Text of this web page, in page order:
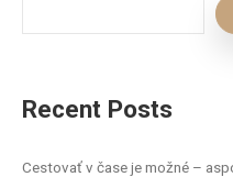
Recent Posts
Cestovať v čase je možné –